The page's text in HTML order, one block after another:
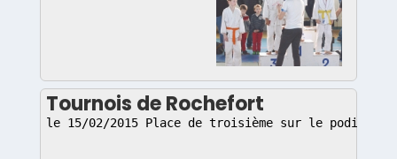
Tournois de Rochefort
le 15/02/2015 Place de troisième sur le podium.